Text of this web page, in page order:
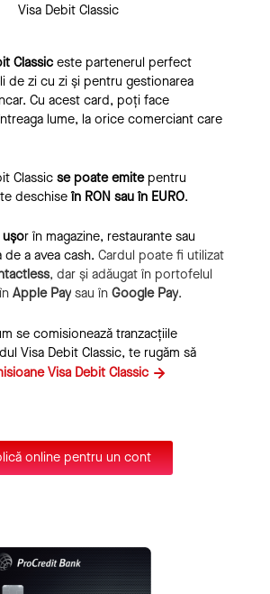
Visa Debit Classic
Classic este partenerul perfect
de zi cu zi și pentru gestionarea
Cu acest card, poți face
lume, la orice comerciant care
Classic se poate emitepentru
deschiseîn RON sau în EURO.
ușor în magazine, restaurante sau
de a avea cash. Cardul poate fi utilizat
, dar și adăugat în portofelul
Apple Pay sau în Google Pay.
se comisionează tranzacțiile
Visa Debit Classic, te rugăm să
Visa Debit Classic
online pentru un cont